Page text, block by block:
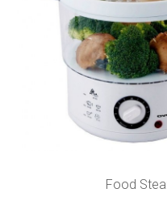
Food